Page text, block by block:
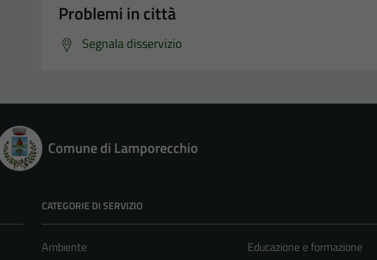
Problemi in città
Segnala disservizio
Comune di Lamporecchio
CATEGORIE DI SERVIZIO
Ambiente
Educazione e formazione